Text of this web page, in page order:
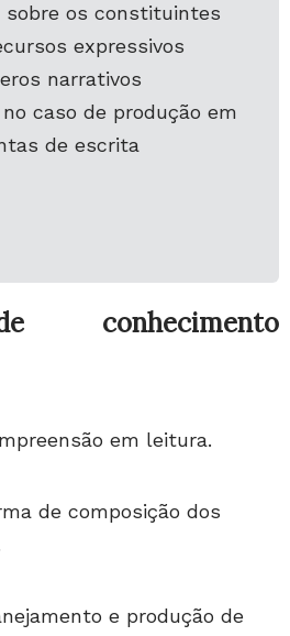
sobre os constituintes
expressivos
narrativos
caso de produção em
de escrita
conhecimento
em leitura.
de composição dos
e produção de